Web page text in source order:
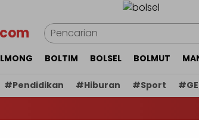
BOLTIM BOLSEL BOLMUT
#Pendidikan #Hiburan #Sport